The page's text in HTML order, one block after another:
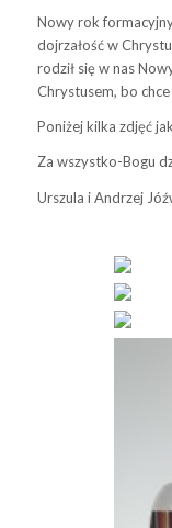
Nowy rok
dojrzałość w
rodził się w nas
Chrystusem, bo
Poniżej kilka zdjęć
Za wszystko-Bogu
Urszula i Andrzej